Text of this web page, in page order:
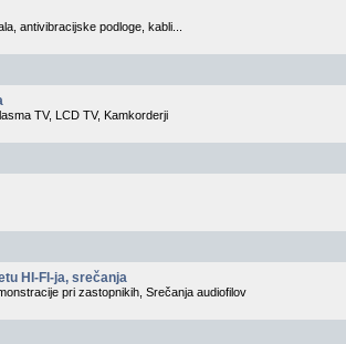
antivibracijske podloge, kabli...
TV, LCD TV, Kamkorderji
HI-FI-ja, srečanja
pri zastopnikih, Srečanja audiofilov